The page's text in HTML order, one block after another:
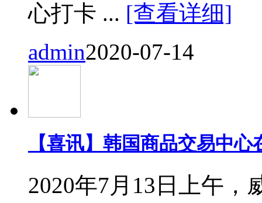
心打卡 ... [查看详细]
admin2020-07-14
【喜讯】韩国商品交易中
2020年7月13日上午，